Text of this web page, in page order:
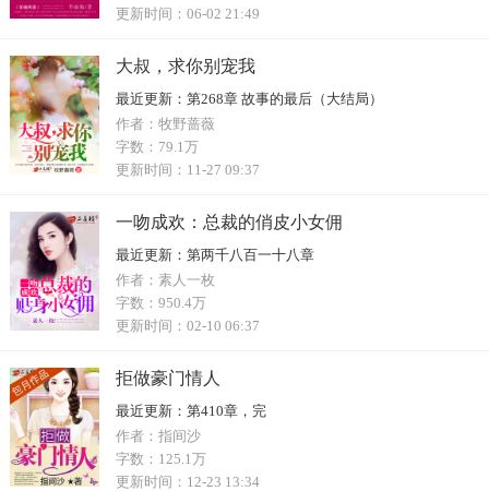
更新时间： 06-02 21:49
大叔，求你别宠我
最近更新： 第268章 故事的最后（大结局）
作者： 牧野蔷薇
字数： 79.1万
更新时间： 11-27 09:37
一吻成欢：总裁的俏皮小女佣
最近更新： 第两千八百一十八章
作者： 素人一枚
字数： 950.4万
更新时间： 02-10 06:37
拒做豪门情人
最近更新： 第410章，完
作者： 指间沙
字数： 125.1万
更新时间： 12-23 13:34